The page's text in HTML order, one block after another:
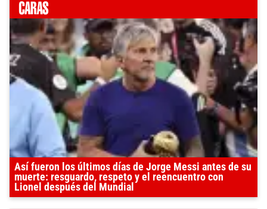
Así fueron los últimos días de Jorge Messi antes de su
muerte: resguardo, respeto y el reencuentro con
Lionel después del Mundial